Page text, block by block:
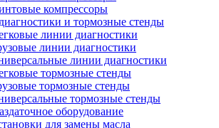
компрессоры
и тормозные стенды
линии диагностики
линии диагностики
линии диагностики
тормозные стенды
тормозные стенды
тормозные стенды
оборудование
для замены масла